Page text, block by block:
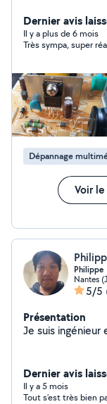
vers SSD, etc.
faire". Si, on peut. Je lutte contre l'obsolescence
électroniques au
port de recharge
ou macbook air
appareils avec
fois). Je répare également les enceintes bluetooth, des
telecommandes
audios et même
également les
Mégane
"carte non
Dernier avis
Il y a plus de 6 mois
Très sympa, super
Dépannage
Voir
Philippe
Nantes
5/5
Présentation
Je suis ingénieur
Dernier avis
Il y a 5 mois
Tout s’est très bien